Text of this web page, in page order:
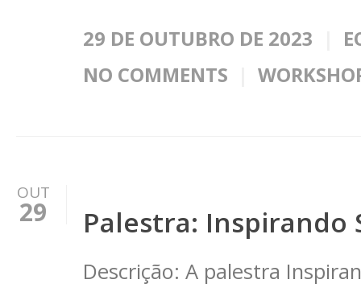
29 DE OUTUBRO DE 2023
NO COMMENTS
OUT
29 Palestra: Inspirando
Descrição: A palestra